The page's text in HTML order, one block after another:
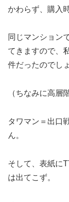
かわらず、購入
同じマンション
てきますので、
件だったのでし
（ちなみに高層
タワマン＝出口
ん。
そして、表紙に
は出てこず。